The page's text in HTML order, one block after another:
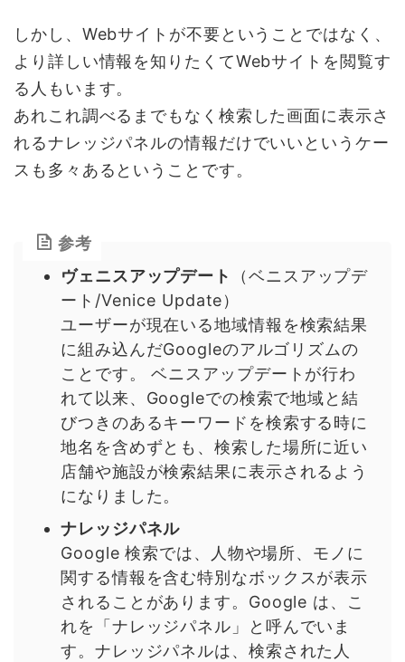
しかし、Webサイトが不要ということではなく、
より詳しい情報を知りたくてWebサイトを閲覧す
る人もいます。
あれこれ調べるまでもなく検索した画面に表示さ
れるナレッジパネルの情報だけでいいというケー
スも多々あるということです。
参考
ヴェニスアップデート
（ベニスアップデ
ート/Venice Update）
ユーザーが現在いる地域情報を検索結果
に組み込んだGoogleのアルゴリズムの
ことです。 ベニスアップデートが行わ
れて以来、Googleでの検索で地域と結
びつきのあるキーワードを検索する時に
地名を含めずとも、検索した場所に近い
店舗や施設が検索結果に表示されるよう
になりました。
ナレッジパネル
Google 検索では、人物や場所、モノに
関する情報を含む特別なボックスが表示
されることがあります。Google は、こ
れを「ナレッジパネル」と呼んでいま
す。ナレッジパネルは、検索された人